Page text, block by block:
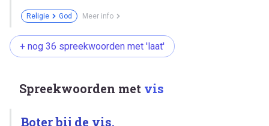
Religie God Meer info
+ nog 36 spreekwoorden met 'laat'
Spreekwoorden met vis
Boter bij de vis.